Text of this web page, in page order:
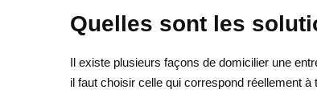
Quelles sont les
Il existe plusieurs façons de domicilier une
il faut choisir celle qui correspond réellement à